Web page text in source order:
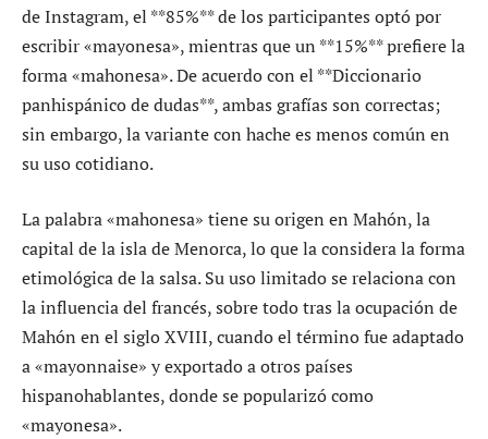
de Instagram, el **85%** de los participantes optó por
escribir «mayonesa», mientras que un **15%** prefiere la
forma «mahonesa». De acuerdo con el **Diccionario
panhispánico de dudas**, ambas grafías son correctas;
sin embargo, la variante con hache es menos común en
su uso cotidiano.
La palabra «mahonesa» tiene su origen en Mahón, la
capital de la isla de Menorca, lo que la considera la forma
etimológica de la salsa. Su uso limitado se relaciona con
la influencia del francés, sobre todo tras la ocupación de
Mahón en el siglo XVIII, cuando el término fue adaptado
a «mayonnaise» y exportado a otros países
hispanohablantes, donde se popularizó como
«mayonesa».